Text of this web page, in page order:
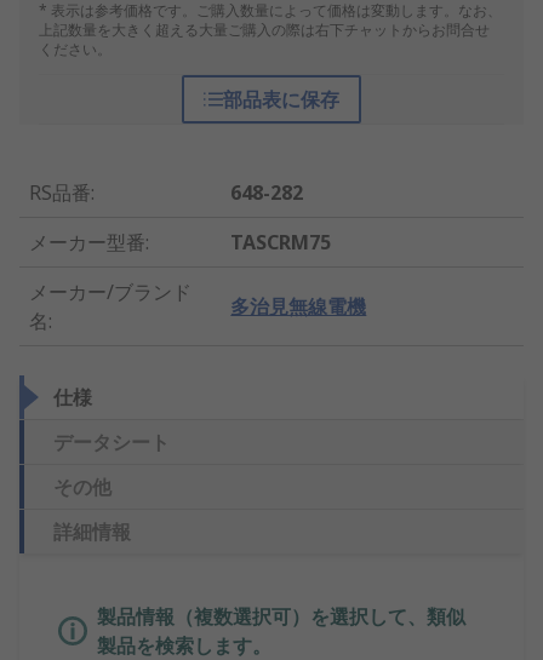
* 表示は参考価格です。ご購入数量によって価格は変動します。なお、
上記数量を大きく超える大量ご購入の際は右下チャットからお問合せ
ください。
部品表に保存
RS品番:
648-282
メーカー型番:
TASCRM75
メーカー/ブランド
名:
多治見無線電機
仕様
データシート
その他
詳細情報
製品情報（複数選択可）を選択して、類似
製品を検索します。